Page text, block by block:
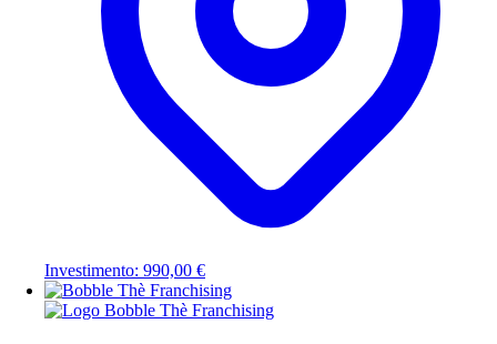
Investimento: 990,00 €